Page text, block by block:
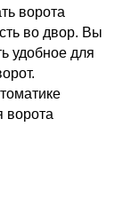
ворота
во двор. Вы
удобное для
ворота